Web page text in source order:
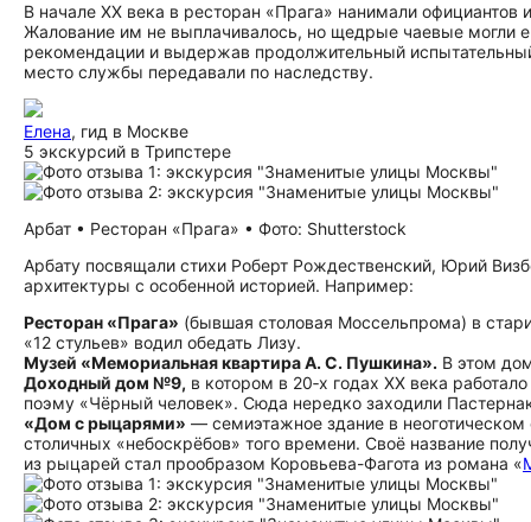
В начале XX века в ресторан «Прага» нанимали
Жалование им не выплачивалось, но щедрые чаевые могли
рекомендации и выдержав продолжительный
место службы передавали по наследству.
Елена, гид в Москве
5 экскурсий в Трипстере
Арбат • Ресторан «Прага» • Фото: Shutterstock
Арбату посвящали стихи Роберт Рождественский, Юрий
архитектуры с особенной историей. Например:
Ресторан «Прага» (бывшая столовая Моссельпрома) в
«12 стульев» водил обедать Лизу.
Музей «Мемориальная квартира А. С. Пушкина». В этом
Доходный дом №9, в котором в 20‑х годах XX века
поэму «Чёрный человек». Сюда нередко заходили
«Дом с рыцарями» — семиэтажное здание в
столичных «небоскрёбов» того времени. Своё название
из рыцарей стал прообразом Коровьева-Фагота из романа «